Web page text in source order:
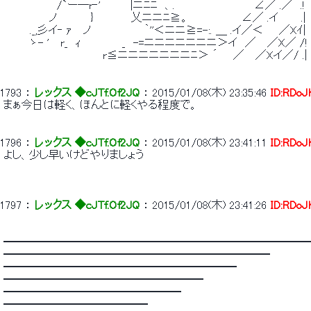
/`ー―r‐'　　 　 |ニﾆﾆ　、.　　　　　　　 　 　 ∠／ .／　.!　　
ノ　　　　 }　　　 　 乂ニニﾆ≧。　　　　　 　 ∠／ .イ　　　.|
._,彡イ‐ ｧ　 ノ　　　　　　　｀''＜ニニ≧=-:. ＿ .イ／＜　　／Xｲ
ゝ- '　 r_　ｨ　　　　　 _　-=ニニニニニニニ＞イ　／　 ／X／ /!
r≦ニニニニニニニﾆ＞ ´　　／　 ／Xイ／/ .|　　
1793 ： レックス ◆cJTf.Of2JQ ： 2015/01/08(木) 23:35:46
まぁ今日は軽く、ほんとに軽くやる程度で。
1796 ： レックス ◆cJTf.Of2JQ ： 2015/01/08(木) 23:41:11
よし、少し早いけどやりましょう
1797 ： レックス ◆cJTf.Of2JQ ： 2015/01/08(木) 23:41:26
━━━━━━━━━━━━━━━━━━━━━━━━
━━━━━━━━━━━━━━━━━━━━━
━━━━━━━━━━━━━━━━━━
━━━━━━━━━━━━━━━━
━━━━━━━━━━━━━